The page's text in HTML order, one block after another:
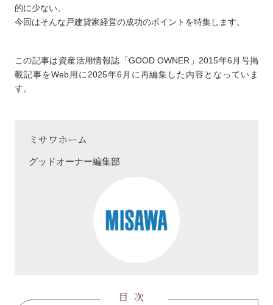
的に少ない。
今回はそんな戸建貸家経営の成功のポイントを特集します。
この記事は資産活用情報誌「GOOD OWNER」2015年6月号掲
載記事をWeb用に2025年6月に再編集した内容となっていま
す。
ミサワホーム
グッドオーナー編集部
目次